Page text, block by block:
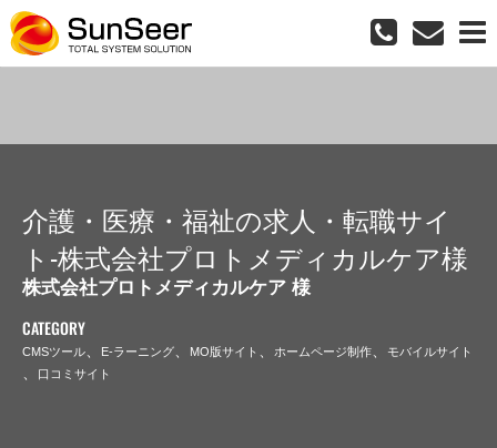
介護・医療・福祉の求人・転職サイ
ト-株式会社プロトメディカルケア様
株式会社プロトメディカルケア 様
CATEGORY
CMSツール E-ラーニング MO版サイト ホームページ制作 モバイルサイト
口コミサイト